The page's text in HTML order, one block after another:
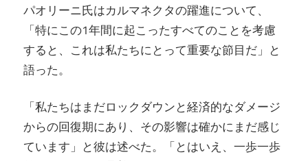
パオリーニ氏はカルマネクタの躍進について、
「特にこの1年間に起こったすべてのことを考慮
すると、これは私たちにとって重要な節目だ」と
語った。
「私たちはまだロックダウンと経済的なダメージ
からの回復期にあり、その影響は確かにまだ感じ
ています」と彼は述べた。「とはいえ、一歩一歩